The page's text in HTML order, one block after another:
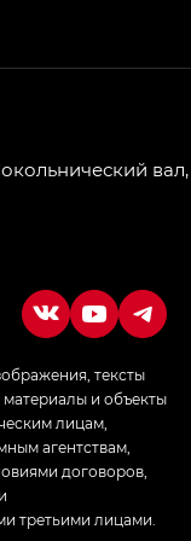
привод —
ЛАУНЖ —
экстерьера
вал,
тексты
и объекты
лицам,
агентствам,
договоров,
третьими лицами.